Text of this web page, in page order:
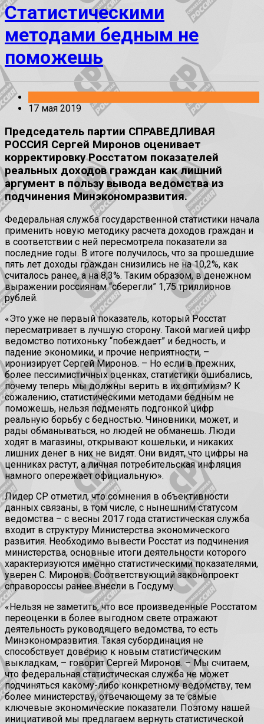
Статистическими
методами бедным не
поможешь
17 мая 2019
Председатель партии СПРАВЕДЛИВАЯ
РОССИЯ Сергей Миронов оценивает
корректировку Росстатом показателей
реальных доходов граждан как лишний
аргумент в пользу вывода ведомства из
подчинения Минэкономразвития.
Федеральная служба государственной статистики начала
применить новую методику расчета доходов граждан и
в соответствии с ней пересмотрела показатели за
последние годы. В итоге получилось, что за прошедшие
пять лет доходы граждан снизились не на 10,2%, как
считалось ранее, а на 8,3%. Таким образом, в денежном
выражении россиянам “сберегли” 1,75 триллионов
рублей.
«Это уже не первый показатель, который Росстат
пересматривает в лучшую сторону. Такой магией цифр
ведомство потихоньку “побеждает” и бедность, и
падение экономики, и прочие неприятности, –
иронизирует Сергей Миронов. – Но если в прежних,
более пессимистичных оценках, статистики ошибались,
почему теперь мы должны верить в их оптимизм? К
сожалению, статистическими методами бедным не
поможешь, нельзя подменять подгонкой цифр
реальную борьбу с бедностью. Чиновники, может, и
рады обманываться, но людей не обманешь. Люди
ходят в магазины, открывают кошельки, и никаких
лишних денег в них не видят. Они видят, что цифры на
ценниках растут, а личная потребительская инфляция
намного опережает официальную».
Лидер СР отметил, что сомнения в объективности
данных связаны, в том числе, с нынешним статусом
ведомства – с весны 2017 года статистическая служба
входит в структуру Министерства экономического
развития. Необходимо вывести Росстат из подчинения
министерства, основные итоги деятельности которого
характеризуются именно статистическими показателями,
уверен С. Миронов. Соответствующий законопроект
справороссы ранее внесли в Госдуму.
«Нельзя не заметить, что все произведенные Росстатом
переоценки в более выгодном свете отражают
деятельность руководящего ведомства, то есть
Минэкономразвития. Такая субординация не
способствует доверию к новым статистическим
выкладкам, – говорит Сергей Миронов. – Мы считаем,
что федеральная статистическая служба не может
подчиняться какому-либо конкретному ведомству, тем
более министерству, отвечающему за те самые
ключевые экономические показатели. Поэтому нашей
инициативой мы предлагаем вернуть статистической